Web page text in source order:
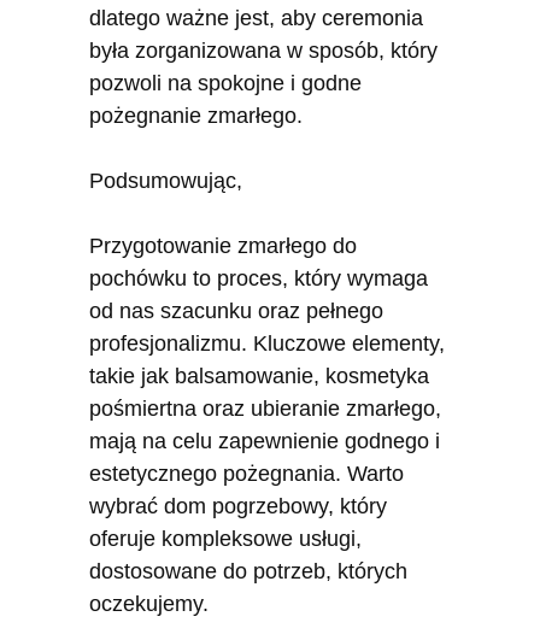
dlatego ważne jest, aby ceremonia
była zorganizowana w sposób, który
pozwoli na spokojne i godne
pożegnanie zmarłego.
Podsumowując,
Przygotowanie zmarłego do
pochówku to proces, który wymaga
od nas szacunku oraz pełnego
profesjonalizmu. Kluczowe elementy,
takie jak balsamowanie, kosmetyka
pośmiertna oraz ubieranie zmarłego,
mają na celu zapewnienie godnego i
estetycznego pożegnania. Warto
wybrać dom pogrzebowy, który
oferuje kompleksowe usługi,
dostosowane do potrzeb, których
oczekujemy.